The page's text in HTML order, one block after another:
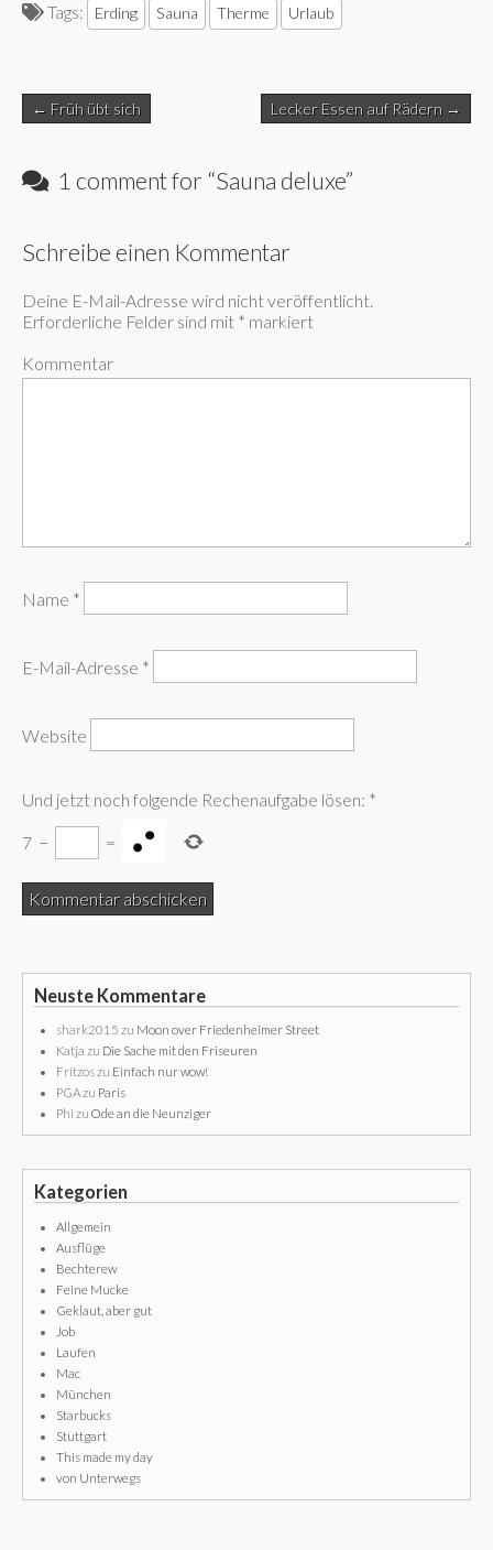
Tags: Erding Sauna Therme Urlaub
Post
navigation
← Früh übt sich Lecker Essen auf Rädern →
1 comment for “Sauna deluxe”
Schreibe einen Kommentar
Deine E-Mail-Adresse wird nicht veröffentlicht.
Erforderliche Felder sind mit * markiert
Kommentar
Name *
E-Mail-Adresse *
Website
Und jetzt noch folgende Rechenaufgabe lösen: *
7 − =
Neuste Kommentare
shark2015 zu Moon over Friedenheimer Street
Katja zu Die Sache mit den Friseuren
Fritzoszu Einfach nur wow!
PGAzu Paris
Phi zu Ode an die Neunziger
Kategorien
Allgemein
Ausflüge
Bechterew
Feine Mucke
Geklaut, aber gut
Job
Laufen
Mac
München
Starbucks
Stuttgart
This made my day
von Unterwegs